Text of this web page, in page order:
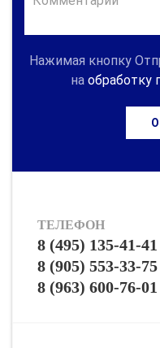
Нажимая кнопку
на обработку
ТЕЛЕФОН
8 (495) 135-41-41
8 (905) 553-33-75
8 (963) 600-76-01